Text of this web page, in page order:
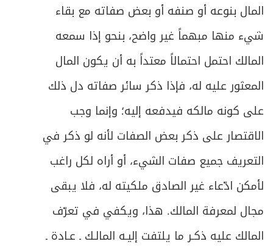
المال بنوعه أو صنفه أو بعض صفاته مع بقاء
شيء منها مبهماً غير واضح، بنحو إذا سمعه
المالك احتمل احتمالاً معتداً به أن يكون المال
المعثور عليه له، فإذا ذكر سائر صفاته دل ذلك
على كونه مالكه فيدفعه إليه؛ وإنما وجب
الاقتصار على ذكر بعض الصفات لأنه لو ذكر في
التعريف جميع صفات الشيء، أو أراه لكل راغب
لأمكن ادّعاء غير الصادق ملكيته له، فلا يبقى
مجال لمعرفة المالك. هذا، ويكفي في تعرّف
المالك عليه ذكـر ما يلتفت إليـه المالـك ـ عـادة ـ